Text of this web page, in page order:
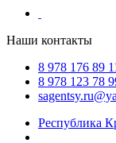
Наши контакты
8 978 176 89
8 978 123 78
Республика